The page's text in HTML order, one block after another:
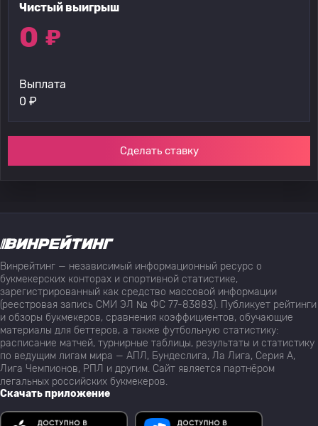
Чистый выигрыш
0 ₽
Выплата
0 ₽
Сделать ставку
Винрейтинг — независимый информационный ресурс о
букмекерских конторах и спортивной статистике,
зарегистрированный как средство массовой информации
(реестровая запись СМИ ЭЛ № ФС 77-83883). Публикует рейтинги
и обзоры букмекеров, сравнения коэффициентов, обучающие
материалы для беттеров, а также футбольную статистику:
расписание матчей, турнирные таблицы, результаты и статистику
по ведущим лигам мира — АПЛ, Бундеслига, Ла Лига, Серия А,
Лига Чемпионов, РПЛ и другим. Сайт является партнёром
легальных российских букмекеров.
Скачать приложение